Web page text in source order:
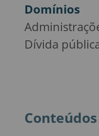
Domínios
Dívida